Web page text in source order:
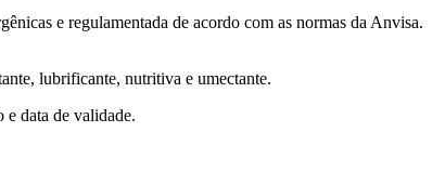
e regulamentada de acordo com as normas da Anvisa.
lubrificante, nutritiva e umectante.
e data de validade.